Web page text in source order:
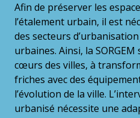
Afin de préserver les
l’étalement urbain, il est
des secteurs
urbaines. Ainsi, la
cœurs des villes, à
friches avec des
l’évolution de la ville.
urbanisé nécessite une